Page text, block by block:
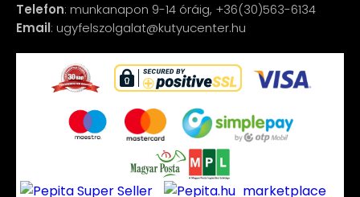
Telefon: munkanapon 9-14 óráig, +36(30)563-6134
Email: ugyfelszolgalat@kutyucenter.hu
marketplace